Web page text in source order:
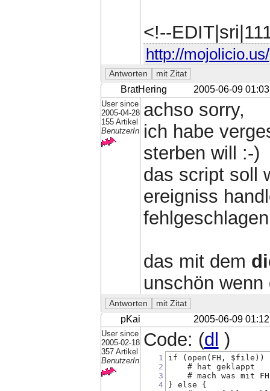
<!--
http://mojolicio.us/
BratHering 2005-06-09 01:03
User since
2005-04-28
155 Artikel
BenutzerIn
achso sorry,
ich habe
sterben will :-)
das script soll
ereigniss
das mit dem
unschön
pKai 2005-06-09 01:12
User since
2005-02-18
357 Artikel
BenutzerIn
Code: (dl )
1
2
3
4
if (open(FH, $file))
    # hat geklappt
    # mach was mit FH
} else {